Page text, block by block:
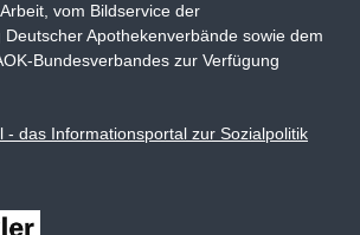
vom Bildservice der
Apothekenverbände sowie dem
Bundesverbandes zur Verfügung
- das Informationsportal zur Sozialpolitik